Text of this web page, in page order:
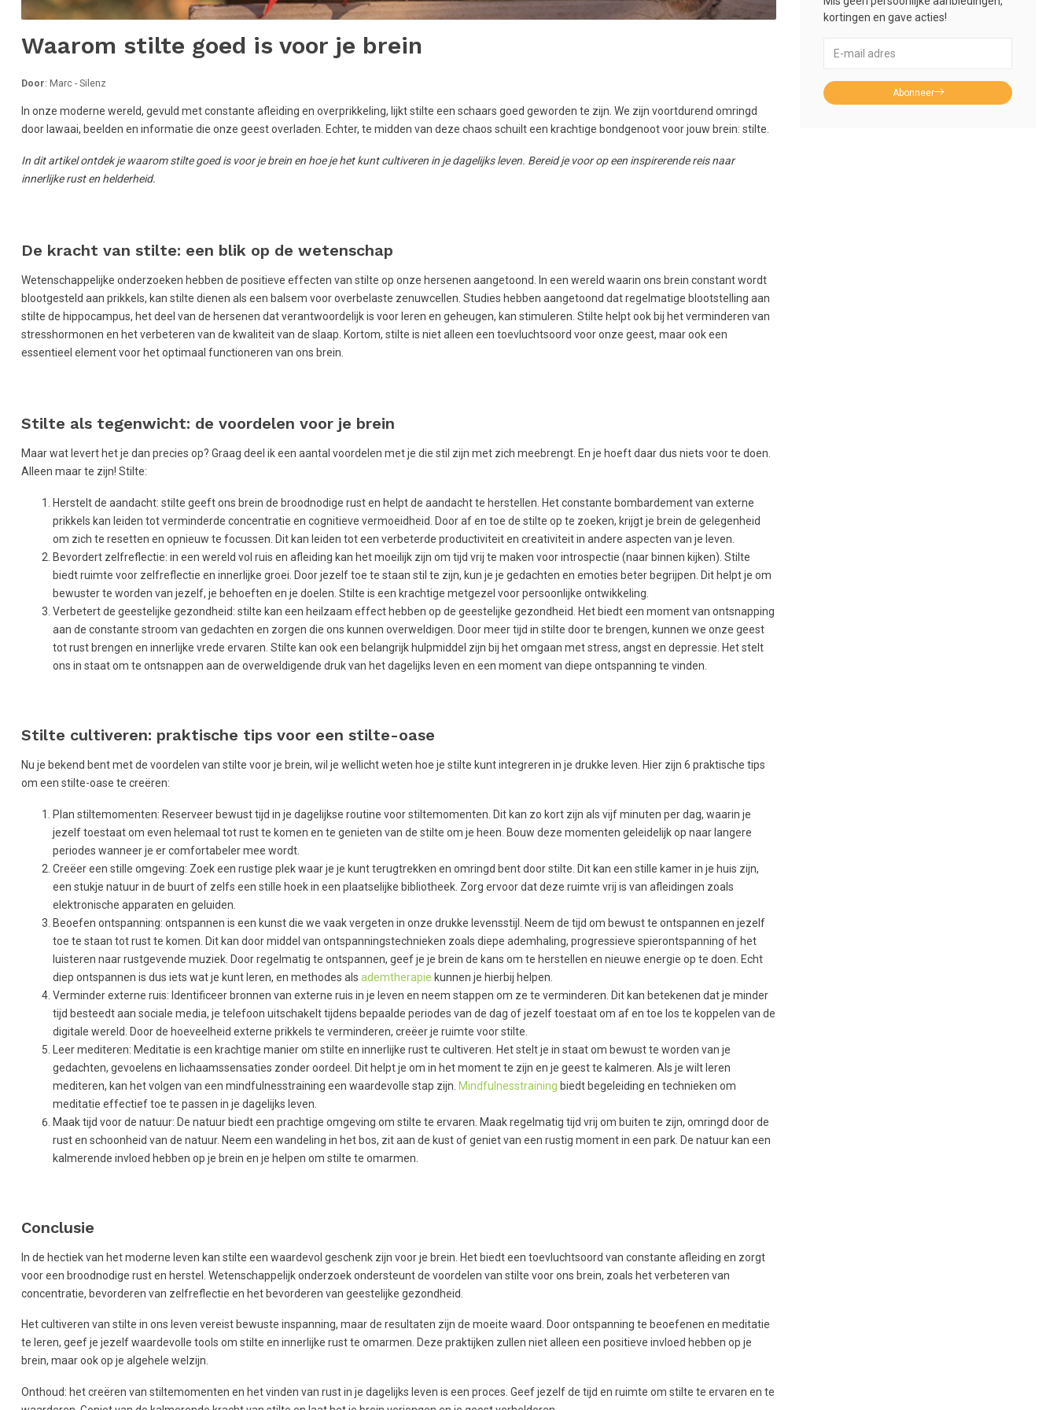
Waarom stilte goed is voor je brein
Door: Marc - Silenz
In onze moderne wereld, gevuld met constante afleiding en overprikkeling, lijkt stilte een schaars goed geworden te zijn. We zijn voortdurend omringd
door lawaai, beelden en informatie die onze geest overladen. Echter, te midden van deze chaos schuilt een krachtige bondgenoot voor jouw brein: stilte.
In dit artikel ontdek je waarom stilte goed is voor je brein en hoe je het kunt cultiveren in je dagelijks leven. Bereid je voor op een inspirerende reis naar
innerlijke rust en helderheid.
De kracht van stilte: een blik op de wetenschap
Wetenschappelijke onderzoeken hebben de positieve effecten van stilte op onze hersenen aangetoond. In een wereld waarin ons brein constant wordt
blootgesteld aan prikkels, kan stilte dienen als een balsem voor overbelaste zenuwcellen. Studies hebben aangetoond dat regelmatige blootstelling aan
stilte de hippocampus, het deel van de hersenen dat verantwoordelijk is voor leren en geheugen, kan stimuleren. Stilte helpt ook bij het verminderen van
stresshormonen en het verbeteren van de kwaliteit van de slaap. Kortom, stilte is niet alleen een toevluchtsoord voor onze geest, maar ook een
essentieel element voor het optimaal functioneren van ons brein.
Stilte als tegenwicht: de voordelen voor je brein
Maar wat levert het je dan precies op? Graag deel ik een aantal voordelen met je die stil zijn met zich meebrengt. En je hoeft daar dus niets voor te doen.
Alleen maar te zijn! Stilte:
Herstelt de aandacht: stilte geeft ons brein de broodnodige rust en helpt de aandacht te herstellen. Het constante bombardement van externe
prikkels kan leiden tot verminderde concentratie en cognitieve vermoeidheid. Door af en toe de stilte op te zoeken, krijgt je brein de gelegenheid
om zich te resetten en opnieuw te focussen. Dit kan leiden tot een verbeterde productiviteit en creativiteit in andere aspecten van je leven.
Bevordert zelfreflectie: in een wereld vol ruis en afleiding kan het moeilijk zijn om tijd vrij te maken voor introspectie (naar binnen kijken). Stilte
biedt ruimte voor zelfreflectie en innerlijke groei. Door jezelf toe te staan ​​stil te zijn, kun je je gedachten en emoties beter begrijpen. Dit helpt je om
bewuster te worden van jezelf, je behoeften en je doelen. Stilte is een krachtige metgezel voor persoonlijke ontwikkeling.
Verbetert de geestelijke gezondheid: stilte kan een heilzaam effect hebben op de geestelijke gezondheid. Het biedt een moment van ontsnapping
aan de constante stroom van gedachten en zorgen die ons kunnen overweldigen. Door meer tijd in stilte door te brengen, kunnen we onze geest
tot rust brengen en innerlijke vrede ervaren. Stilte kan ook een belangrijk hulpmiddel zijn bij het omgaan met stress, angst en depressie. Het stelt
ons in staat om te ontsnappen aan de overweldigende druk van het dagelijks leven en een moment van diepe ontspanning te vinden.
Stilte cultiveren: praktische tips voor een stilte-oase
Nu je bekend bent met de voordelen van stilte voor je brein, wil je wellicht weten hoe je stilte kunt integreren in je drukke leven. Hier zijn 6 praktische tips
om een stilte-oase te creëren:
Plan stiltemomenten: Reserveer bewust tijd in je dagelijkse routine voor stiltemomenten. Dit kan zo kort zijn als vijf minuten per dag, waarin je
jezelf toestaat om even helemaal tot rust te komen en te genieten van de stilte om je heen. Bouw deze momenten geleidelijk op naar langere
periodes wanneer je er comfortabeler mee wordt.
Creëer een stille omgeving: Zoek een rustige plek waar je je kunt terugtrekken en omringd bent door stilte. Dit kan een stille kamer in je huis zijn,
een stukje natuur in de buurt of zelfs een stille hoek in een plaatselijke bibliotheek. Zorg ervoor dat deze ruimte vrij is van afleidingen zoals
elektronische apparaten en geluiden.
Beoefen ontspanning: ontspannen is een kunst die we vaak vergeten in onze drukke levensstijl. Neem de tijd om bewust te ontspannen en jezelf
toe te staan ​​tot rust te komen. Dit kan door middel van ontspanningstechnieken zoals diepe ademhaling, progressieve spierontspanning of het
luisteren naar rustgevende muziek. Door regelmatig te ontspannen, geef je je brein de kans om te herstellen en nieuwe energie op te doen. Echt
diep ontspannen is dus iets wat je kunt leren, en methodes als ademtherapie kunnen je hierbij helpen.
Verminder externe ruis: Identificeer bronnen van externe ruis in je leven en neem stappen om ze te verminderen. Dit kan betekenen dat je minder
tijd besteedt aan sociale media, je telefoon uitschakelt tijdens bepaalde periodes van de dag of jezelf toestaat om af en toe los te koppelen van de
digitale wereld. Door de hoeveelheid externe prikkels te verminderen, creëer je ruimte voor stilte.
Leer mediteren: Meditatie is een krachtige manier om stilte en innerlijke rust te cultiveren. Het stelt je in staat om bewust te worden van je
gedachten, gevoelens en lichaamssensaties zonder oordeel. Dit helpt je om in het moment te zijn en je geest te kalmeren. Als je wilt leren
mediteren, kan het volgen van een mindfulnesstraining een waardevolle stap zijn. Mindfulnesstraining biedt begeleiding en technieken om
meditatie effectief toe te passen in je dagelijks leven.
Maak tijd voor de natuur: De natuur biedt een prachtige omgeving om stilte te ervaren. Maak regelmatig tijd vrij om buiten te zijn, omringd door de
rust en schoonheid van de natuur. Neem een wandeling in het bos, zit aan de kust of geniet van een rustig moment in een park. De natuur kan een
kalmerende invloed hebben op je brein en je helpen om stilte te omarmen.
Conclusie
In de hectiek van het moderne leven kan stilte een waardevol geschenk zijn voor je brein. Het biedt een toevluchtsoord van constante afleiding en zorgt
voor een broodnodige rust en herstel. Wetenschappelijk onderzoek ondersteunt de voordelen van stilte voor ons brein, zoals het verbeteren van
concentratie, bevorderen van zelfreflectie en het bevorderen van geestelijke gezondheid.
Het cultiveren van stilte in ons leven vereist bewuste inspanning, maar de resultaten zijn de moeite waard. Door ontspanning te beoefenen en meditatie
te leren, geef je jezelf waardevolle tools om stilte en innerlijke rust te omarmen. Deze praktijken zullen niet alleen een positieve invloed hebben op je
brein, maar ook op je algehele welzijn.
Onthoud: het creëren van stiltemomenten en het vinden van rust in je dagelijks leven is een proces. Geef jezelf de tijd en ruimte om stilte te ervaren en te
kortingen en gave acties!
Abonneer